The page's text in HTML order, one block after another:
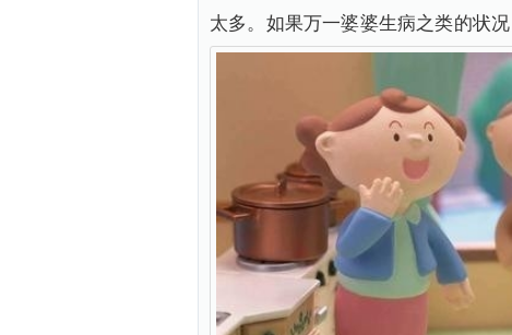
太多。如果万一婆婆生病之类的状